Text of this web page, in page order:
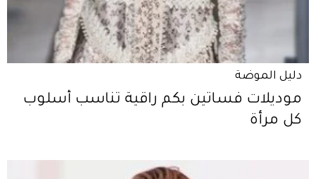
دليل الموضة
موديلات فساتين بكم راقية تناسب أسلوب
كل مرأة